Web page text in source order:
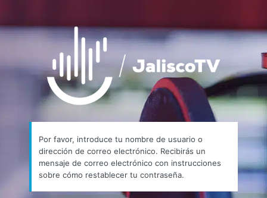
Contraseña
perdida
https://
Por favor, introduce tu nombre de usuario o
dirección de correo electrónico. Recibirás un
mensaje de correo electrónico con instrucciones
sobre cómo restablecer tu contraseña.